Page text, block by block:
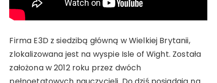
Firma E3D z siedzibą główną w Wielkiej Brytanii,
zlokalizowana jest na wyspie Isle of Wight. Została
założona w 2012 roku przez dwóch